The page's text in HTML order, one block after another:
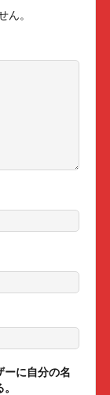
ん。
ーに自分の名